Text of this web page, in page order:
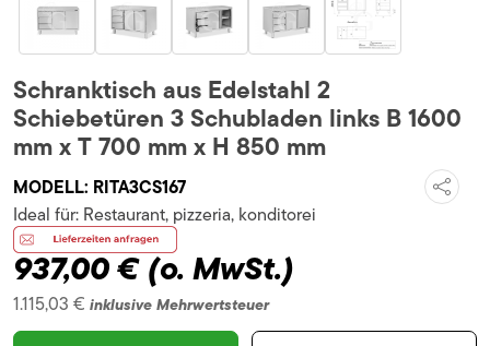
Schranktisch aus Edelstahl 2
Schiebetüren 3 Schubladen links B 1600
mm x T 700 mm x H 850 mm
MODELL: RITA3CS167
937,00 €(o. MwSt.)
1.115,03 € inklusive Mehrwertsteuer
Ideal für: Restaurant, pizzeria, konditorei